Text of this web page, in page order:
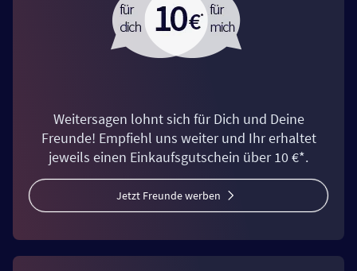
Weitersagen lohnt sich für Dich und Deine
Freunde! Empfiehl uns weiter und Ihr erhaltet
jeweils einen Einkaufsgutschein über 10 €*.
Jetzt Freunde werben